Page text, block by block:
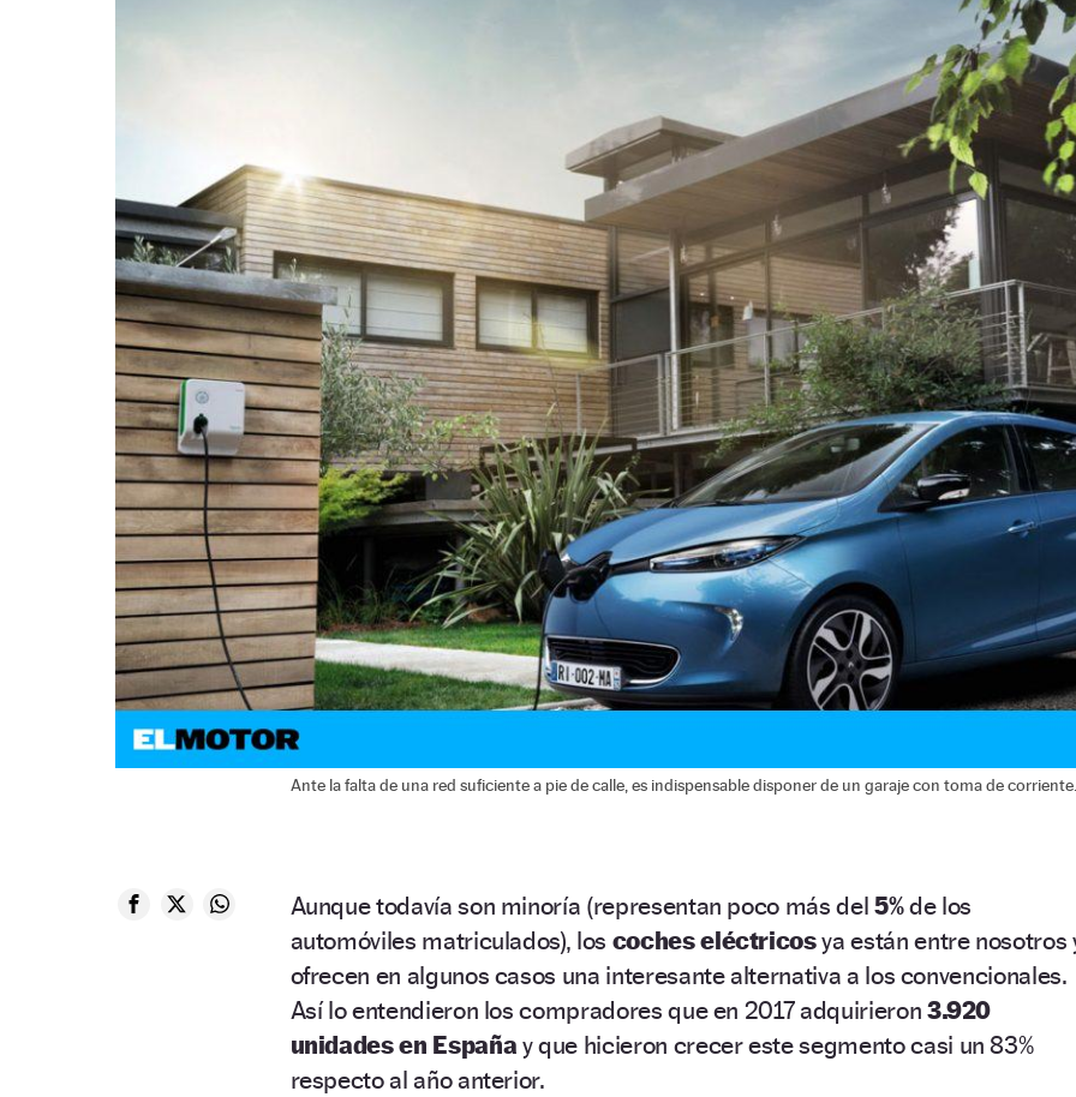
Ante la falta de una red suficiente a pie de calle, es indispensable disponer de un garaje con toma de corriente.
Aunque todavía son minoría (representan poco más del 5%de los
automóviles matriculados), los coches eléctricosya están entre nosotros
ofrecen en algunos casos una interesante alternativa a los convencionales.
Así lo entendieron los compradores que en 2017 adquirieron 3.920
unidades en España y que hicieron crecer este segmento casi un 83%
respecto al año anterior.